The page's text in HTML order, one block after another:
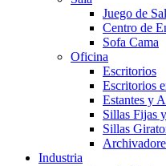
Juego de
Centro de
Sofa Cama
Oficina
Escritorios
Escritorios
Estantes y
Sillas Fijas
Sillas
Industria